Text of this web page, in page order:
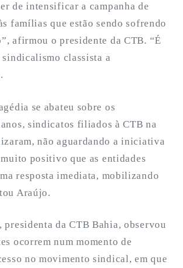
de intensificar a campanha de
famílias que estão sendo sofrendo
afirmou o presidente da CTB. “É
sindicalismo classista a
se abateu sobre os
sindicatos filiados à CTB na
não aguardando a iniciativa
positivo que as entidades
resposta imediata, mobilizando
Araújo.
presidenta da CTB Bahia, observou
ocorrem num momento de
no movimento sindical, em que